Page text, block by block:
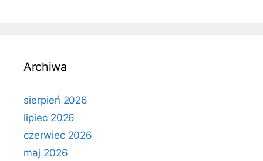
Archiwa
sierpień 2026
lipiec 2026
czerwiec 2026
maj 2026